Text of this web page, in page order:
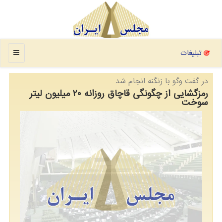
منو تبلیغات
در گفت وگو با زنگنه انجام شد
رمزگشایی از چگونگی قاچاق روزانه ۲۰ میلیون لیتر
سوخت